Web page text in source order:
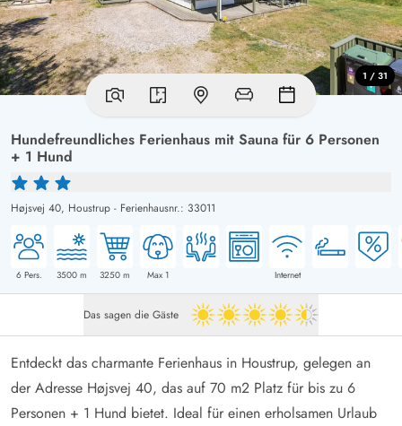
Hundefreundliches Ferienhaus mit Sauna für 6 Personen
+ 1 Hund
Højsvej 40, Houstrup - Ferienhausnr.: 33011
6Pers. 3500 m 3250 m Max 1 Internet
1 / 31
Das sagen die Gäste 4.5 von 5
Entdeckt das charmante Ferienhaus in Houstrup, gelegen an
der Adresse Højsvej 40, das auf 70 m2 Platz für bis zu 6
Personen + 1 Hund bietet. Ideal für einen erholsamen Urlaub